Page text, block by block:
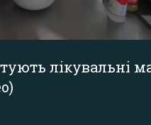
лікувальні